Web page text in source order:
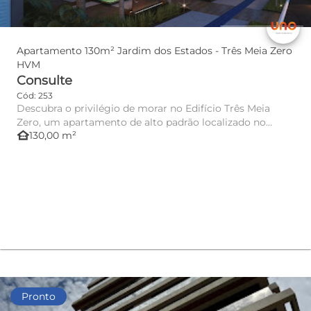
Apartamento 130m² Jardim dos Estados - Três Meia Zero
HVM
Consulte
Cód: 253
Descubra o privilégio de morar no Edifício Três Meia
Zero, um apartamento de alto padrão localizado no
coração do Jardim...
other_houses130,00 m²
Pronto